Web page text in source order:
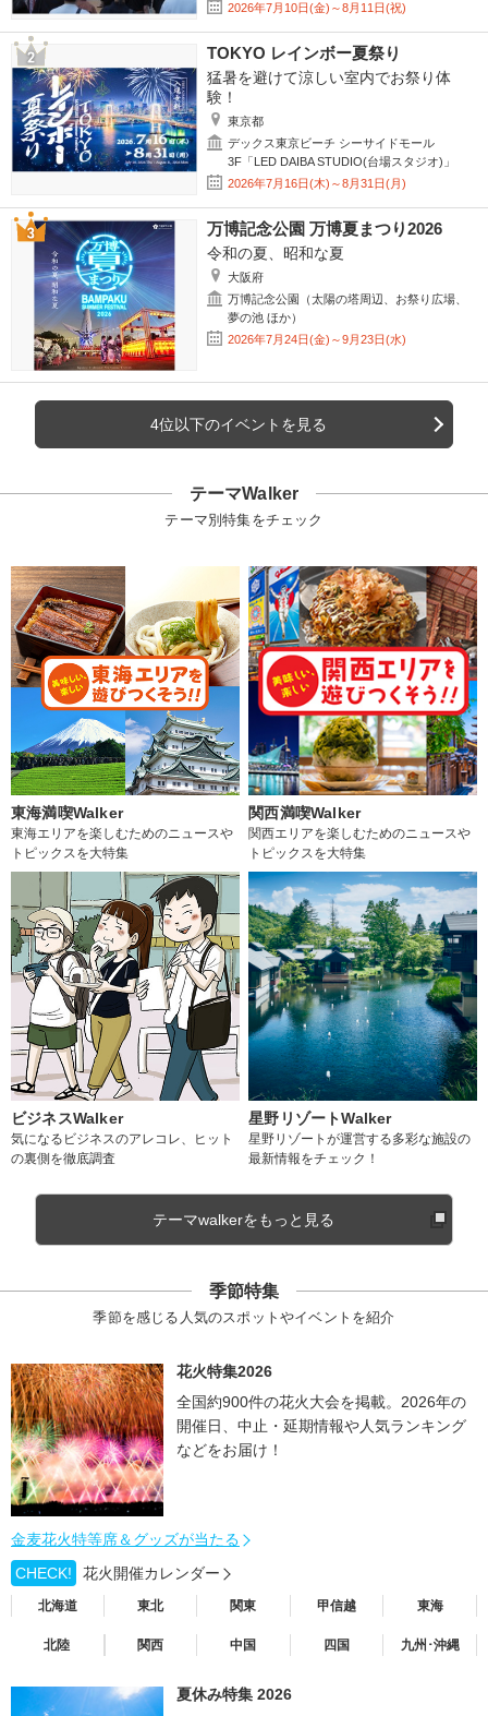
2026年7月10日(金)～8月11日(祝)
TOKYO レインボー夏祭り
猛暑を避けて涼しい室内でお祭り体
験！
東京都
デックス東京ビーチ シーサイドモール
3F「LED DAIBA STUDIO(台場スタジオ)」
2026年7月16日(木)～8月31日(月)
万博記念公園 万博夏まつり2026
令和の夏、昭和な夏
大阪府
万博記念公園（太陽の塔周辺、お祭り広場、
夢の池 ほか）
2026年7月24日(金)～9月23日(水)
4位以下のイベントを見る
テーマWalker
テーマ別特集をチェック
東海満喫Walker
東海エリアを楽しむためのニュースや
トピックスを大特集
関西満喫Walker
関西エリアを楽しむためのニュースや
トピックスを大特集
ビジネスWalker
気になるビジネスのアレコレ、ヒット
の裏側を徹底調査
星野リゾートWalker
星野リゾートが運営する多彩な施設の
最新情報をチェック！
テーマwalkerをもっと見る
季節特集
季節を感じる人気のスポットやイベントを紹介
花火特集2026
全国約900件の花火大会を掲載。2026年の
開催日、中止・延期情報や人気ランキング
などをお届け！
金麦花火特等席＆グッズが当たる
CHECK!
花火開催カレンダー
北海道 東北 関東 甲信越 東海
北陸 関西 中国 四国 九州･沖縄
夏休み特集 2026